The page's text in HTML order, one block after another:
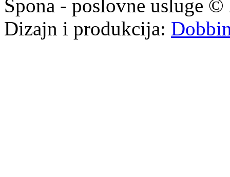
Spona - poslovne usluge
Dizajn i produkcija: